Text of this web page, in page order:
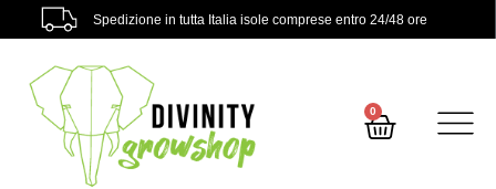
Spedizione in tutta Italia isole comprese entro 24/48 ore
0